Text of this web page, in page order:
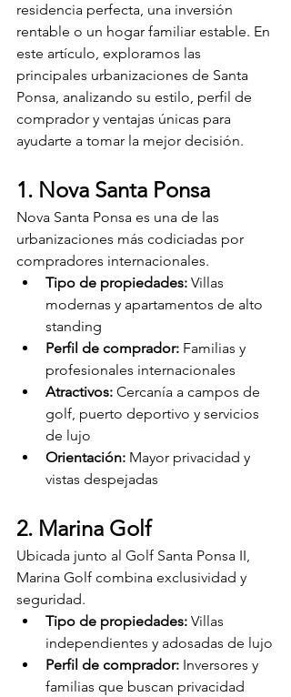
residencia perfecta, una inversión
rentable o un hogar familiar estable. En
este artículo, exploramos las
principales urbanizaciones de Santa
Ponsa, analizando su estilo, perfil de
comprador y ventajas únicas para
ayudarte a tomar la mejor decisión.
1. Nova Santa Ponsa
Nova Santa Ponsa es una de las
urbanizaciones más codiciadas por
compradores internacionales.
Tipo de propiedades: Villas
modernas y apartamentos de alto
standing
Perfil de comprador: Familias y
profesionales internacionales
Atractivos: Cercanía a campos de
golf, puerto deportivo y servicios
de lujo
Orientación: Mayor privacidad y
vistas despejadas
2. Marina Golf
Ubicada junto al Golf Santa Ponsa II,
Marina Golf combina exclusividad y
seguridad.
Tipo de propiedades: Villas
independientes y adosadas de lujo
Perfil de comprador: Inversores y
familias que buscan privacidad